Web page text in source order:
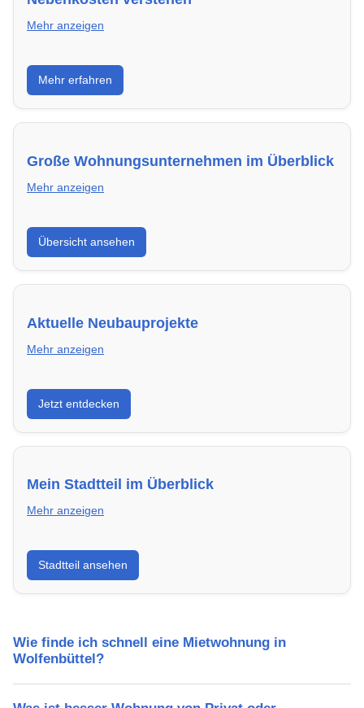
Mehr anzeigen
Erfahre, welche Nebenkosten rechtmäßig sind und
wie du deine monatliche Belastung optimieren
kannst.
Mehr erfahren
Große Wohnungsunternehmen im Überblick
Mehr anzeigen
Hier findest du die wichtigsten Anbieter in
Wolfenbüttel – von Genossenschaften bis zu privaten
Vermietern.
Übersicht ansehen
Aktuelle Neubauprojekte
Mehr anzeigen
Entdecke Neubauprojekte in Wolfenbüttel – modern,
energieeffizient und sofort bezugsfertig.
Jetzt entdecken
Mein Stadtteil im Überblick
Mehr anzeigen
Erfahre mehr über deinen Stadtteil in Wolfenbüttel:
Lebensqualität, Verkehrsanbindung, Schulen,
Freizeitmöglichkeiten und Mietpreise.
Stadtteil ansehen
Wie finde ich schnell eine Mietwohnung in
Wolfenbüttel?